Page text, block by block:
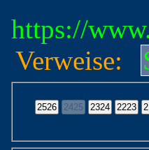
https://
Verweise: